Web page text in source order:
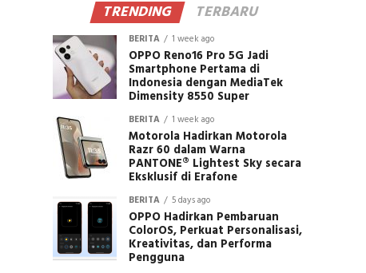
TRENDING TERBARU
BERITA 1 week ago
OPPO Reno16 Pro 5G Jadi
Smartphone Pertama di
Indonesia dengan MediaTek
Dimensity 8550 Super
BERITA 1 week ago
Motorola Hadirkan Motorola
Razr 60 dalam Warna
PANTONE® Lightest Sky secara
Eksklusif di Erafone
BERITA 5 days ago
OPPO Hadirkan Pembaruan
ColorOS, Perkuat Personalisasi,
Kreativitas, dan Performa
Pengguna